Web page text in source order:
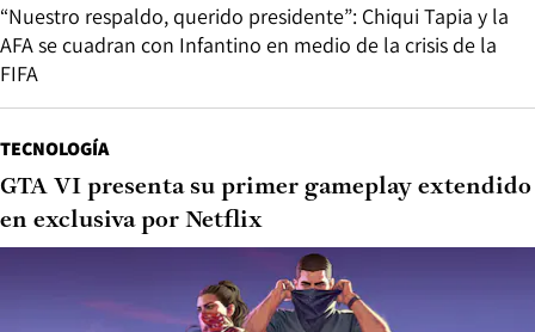
“Nuestro respaldo, querido presidente”: Chiqui Tapia y la
AFA se cuadran con Infantino en medio de la crisis de la
FIFA
TECNOLOGÍA
GTA VI presenta su primer gameplay extendido
en exclusiva por Netflix